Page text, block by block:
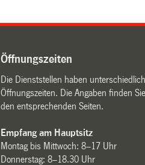
Öffnungszeiten
Die Dienststellen haben
Öffnungszeiten. Die Angaben finden
den entsprechenden Seiten.
Empfang am Hauptsitz
Montag bis Mittwoch: 8–17 Uhr
Donnerstag: 8–18.30 Uhr